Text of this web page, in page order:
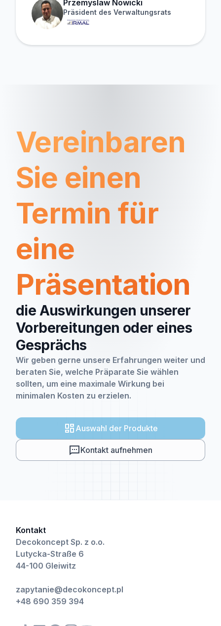
Przemyslaw Nowicki
Präsident des Verwaltungsrats
Vereinbaren
Sie einen
Termin für
eine
Präsentation
die Auswirkungen unserer
Vorbereitungen oder eines
Gesprächs
Wir geben gerne unsere Erfahrungen weiter und
beraten Sie, welche Präparate Sie wählen
sollten, um eine maximale Wirkung bei
minimalen Kosten zu erzielen.
Auswahl der Produkte
Kontakt aufnehmen
Kontakt
Decokoncept Sp. z o.o.
Lutycka-Straße 6
44-100 Gleiwitz
zapytanie@decokoncept.pl
+48 690 359 394